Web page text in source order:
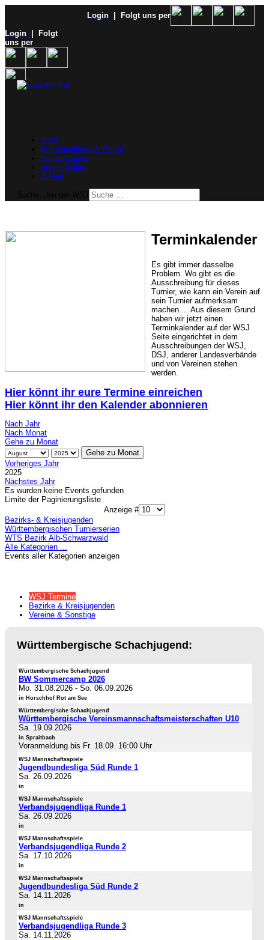
Login
| Folgt uns per
Login
| Folgt
uns per
SVW
Ergebnisdienst & Portal
Schachjugend
Verein finden
E-Mail
Terminkalender
Es gibt immer dasselbe
Problem. Wo gibt es die
Ausschreibung für dieses
Turnier, wie kann ein Verein auf
sein Turnier aufmerksam
machen.... Aus diesem Grund
haben wir jetzt einen
Terminkalender auf der WSJ
Seite eingerichtet in dem
Ausschreibungen der WSJ,
DSJ, anderer Landesverbände
und von Vereinen stehen
werden.
Hier könnt ihr eure Termine einreichen
Hier könnt ihr den Kalender abonnieren
Nach Jahr
Nach Monat
Gehe zu Monat
Gehe zu Monat
Vorheriges Jahr
2025
Nächstes Jahr
Es wurden keine Events gefunden
Limite der Paginierungsliste
Anzeige #
Bezirks- & Kreisjugenden
Württembergischen Turnierserien
WTS Bezirk Alb-Schwarzwald
Alle Kategorien ...
Events aller Kategorien anzeigen
WSJ Termine
Bezirke & Kreisjugenden
Vereine & Sonstige
Württembergische Schachjugend:
Württembergische Schachjugend
BW Sommercamp 2026
Mo. 31.08.2026 - So. 06.09.2026
in Horschhof Rot am See
Württembergische Schachjugend
Württembergische Vereinsmannschaftsmeisterschaften U10
Sa. 19.09.2026
in Spraitbach
Voranmeldung bis Fr. 18.09. 16:00 Uhr
WSJ Mannschaftsspiele
Jugendbundesliga Süd Runde 1
Sa. 26.09.2026
in
WSJ Mannschaftsspiele
Verbandsjugendliga Runde 1
Sa. 26.09.2026
in
WSJ Mannschaftsspiele
Verbandsjugendliga Runde 2
Sa. 17.10.2026
in
WSJ Mannschaftsspiele
Jugendbundesliga Süd Runde 2
Sa. 14.11.2026
in
WSJ Mannschaftsspiele
Verbandsjugendliga Runde 3
Sa. 14.11.2026